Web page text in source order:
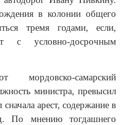
в колонии общего
тремя годами, если,
с условно-досрочным
мордовско-самарский
министра, превысил
арест, содержание в
По мнению тогдашнего